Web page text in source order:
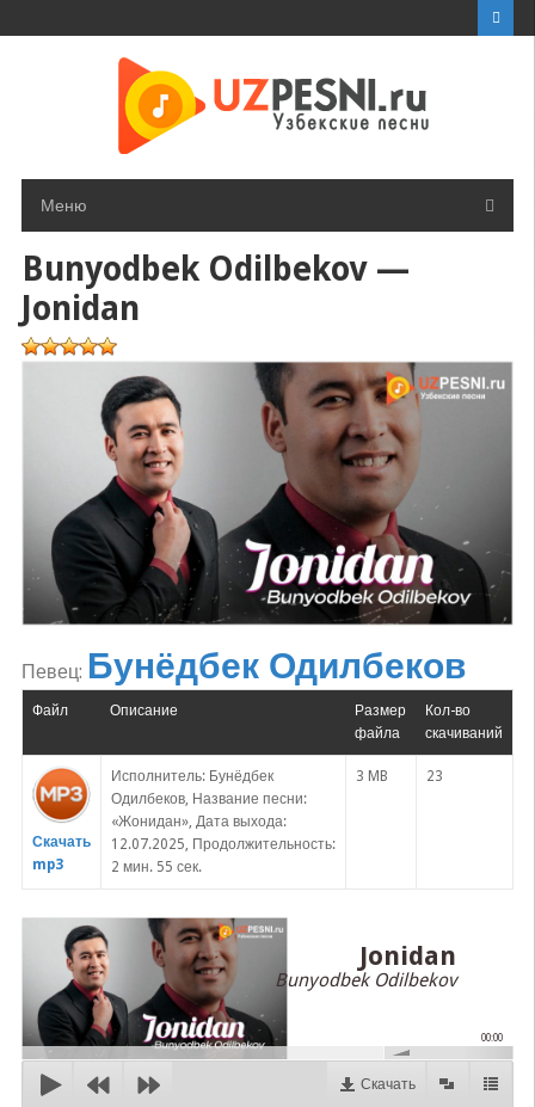
Меню
Bunyodbek Odilbekov —
Jonidan
Певец: Бунёдбек Одилбеков
Файл Описание
Размер
файла
Кол-во
скачиваний
Скачать
mp3
Исполнитель: Бунёдбек
Одилбеков, Название песни:
«Жонидан», Дата выхода:
12.07.2025, Продолжительность:
2 мин. 55 сек.
3 MB 23
Jonidan
Bunyodbek Odilbekov
00:00
Скачать